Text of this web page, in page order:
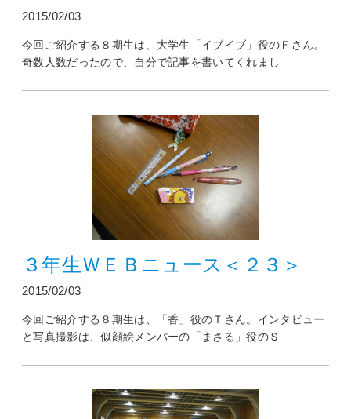
2015/02/03
今回ご紹介する８期生は、大学生「イブイブ」役のＦさん。
奇数人数だったので、自分で記事を書いてくれまし
３年生ＷＥＢニュース＜２３＞
2015/02/03
今回ご紹介する８期生は、「香」役のＴさん。インタビュー
と写真撮影は、似顔絵メンバーの「まさる」役のＳ